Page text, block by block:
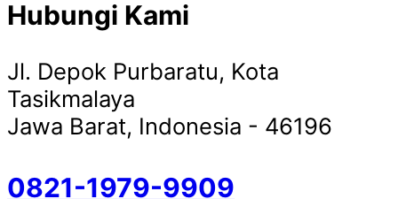
Hubungi Kami
Jl. Depok Purbaratu, Kota
Tasikmalaya
Jawa Barat, Indonesia - 46196
0821-1979-9909